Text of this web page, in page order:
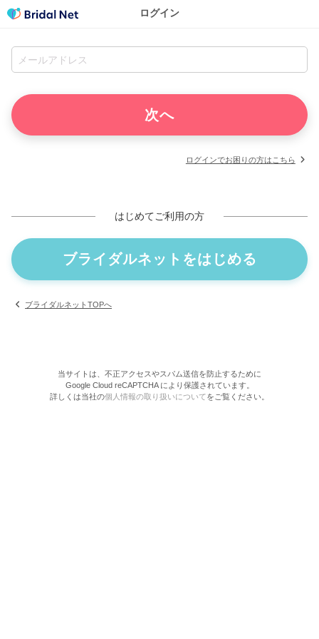
ログイン
ログインでお困りの方はこちら
はじめてご利用の方
ブライダルネットをはじめる
ブライダルネットTOPへ
当サイトは、不正アクセスやスパム送信を防止するために
Google Cloud reCAPTCHA により保護されています。
詳しくは当社の個人情報の取り扱いについてをご覧ください。